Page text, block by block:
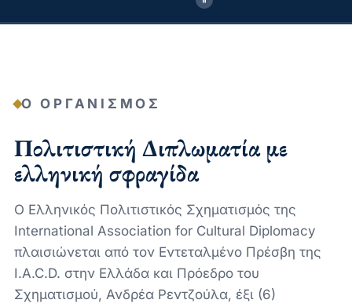
Ο ΟΡΓΑΝΙΣΜΌΣ
Πολιτιστική Διπλωματία με
ελληνική σφραγίδα
Ο Ελληνικός Πολιτιστικός Σχηματισμός της
International Association for Cultural Diplomacy
πλαισιώνεται από τον Εντεταλμένο Πρέσβη της
I.A.C.D. στην Ελλάδα και Πρόεδρο του
Σχηματισμού, Ανδρέα Ρεντζούλα, έξι (6)